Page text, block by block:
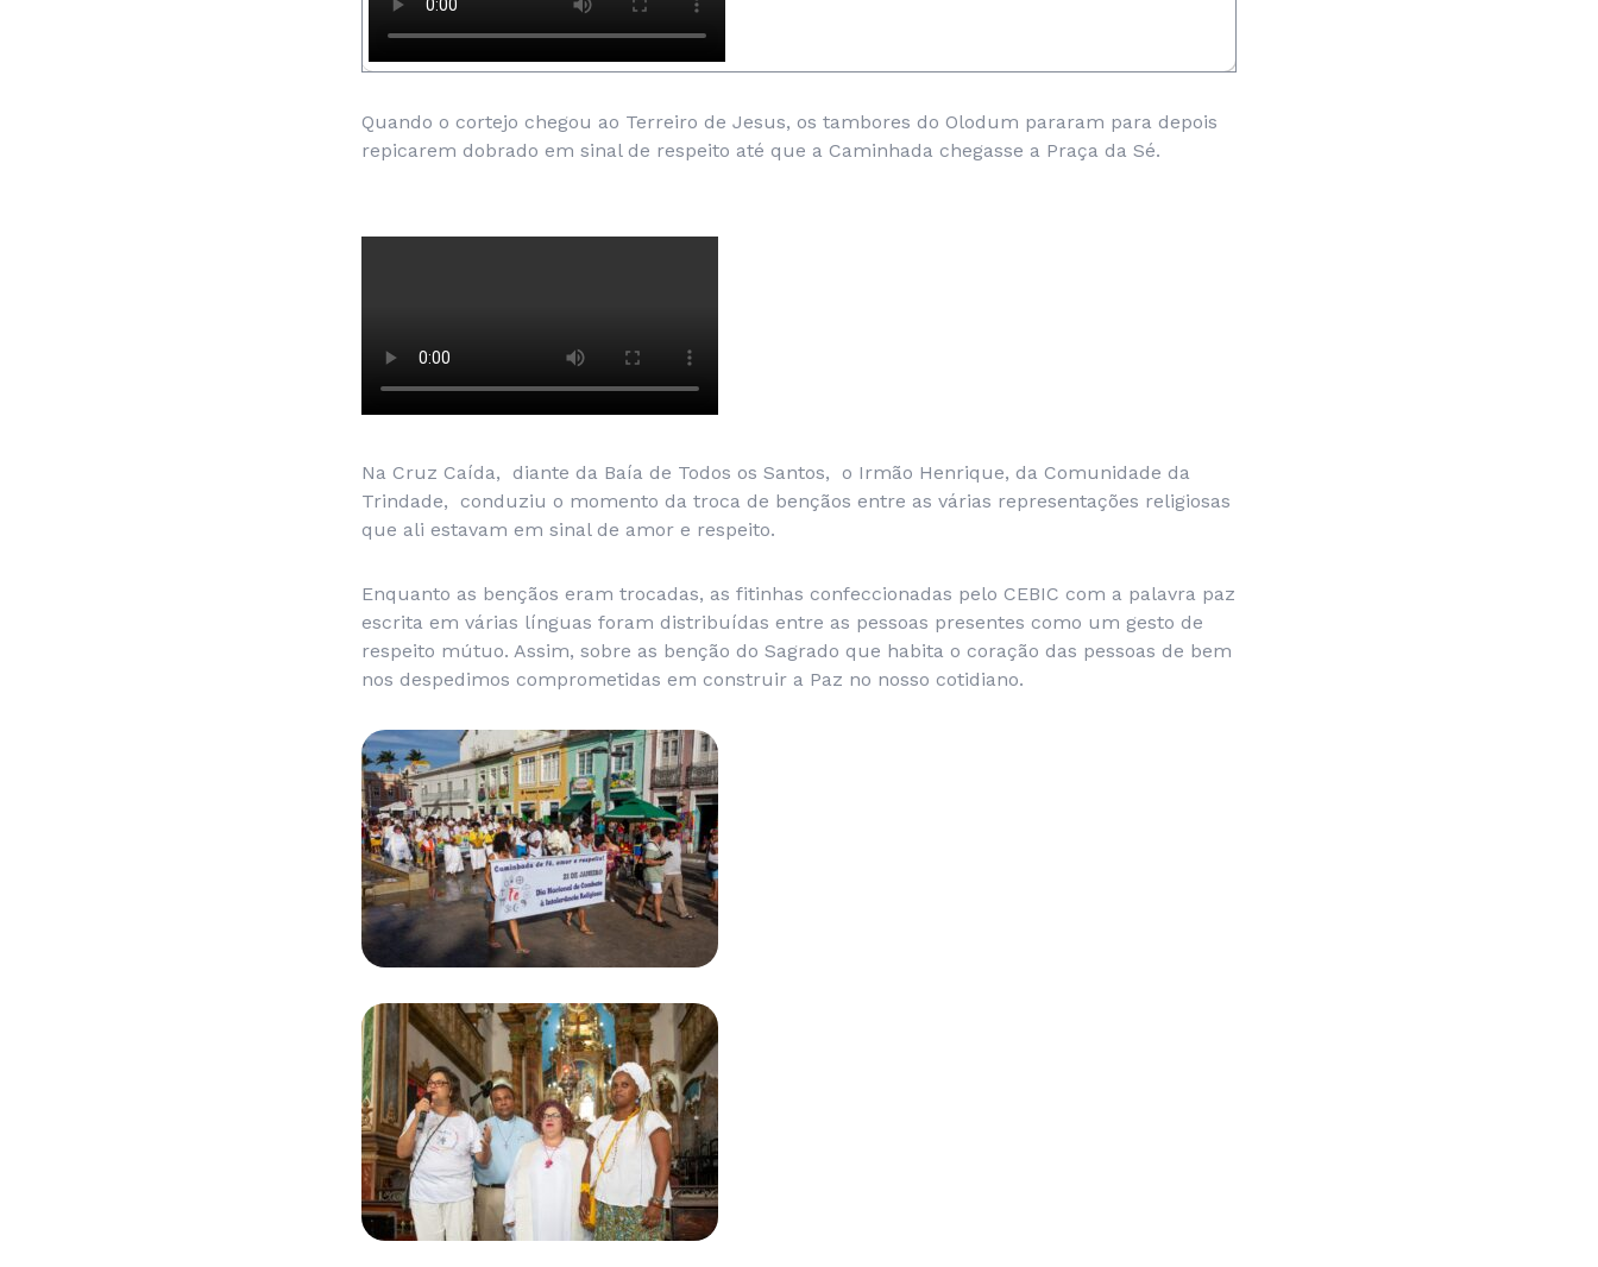
Quando o cortejo chegou ao Terreiro de Jesus, os tambores do Olodum pararam para depois
repicarem dobrado em sinal de respeito até que a Caminhada chegasse a Praça da Sé.
Na Cruz Caída, diante da Baía de Todos os Santos, o Irmão Henrique, da Comunidade da
Trindade, conduziu o momento da troca de bençãos entre as várias representações religiosas
que ali estavam em sinal de amor e respeito.
Enquanto as bençãos eram trocadas, as fitinhas confeccionadas pelo CEBIC com a palavra paz
escrita em várias línguas foram distribuídas entre as pessoas presentes como um gesto de
respeito mútuo. Assim, sobre as benção do Sagrado que habita o coração das pessoas de bem
nos despedimos comprometidas em construir a Paz no nosso cotidiano.